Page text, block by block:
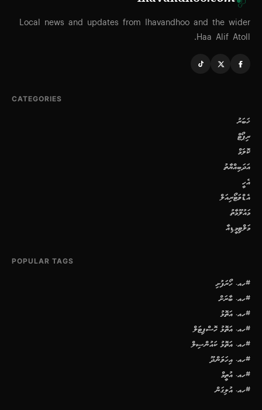
Local news and updates from Ihavandhoo and the wider
Haa Alif Atoll.
CATEGORIES
ޚަބަރު
ރިޕޯޓް
ކޮލަމް
އަދަބިއްޔާތު
އެހީ
އެޑްވަޓޯރިއަލް
މައުލޫމާތު
މަލްޓިމީޑިއާ
POPULAR TAGS
#ހއ. ހޯރަފުށި
#ހއ. ބާރަށް
#ހއ. އަތޮޅު
#ހއ. އަތޮޅު ހޮސްޕިޓަލް
#ހއ. އަތޮޅު ކައުންސިލް
#ހއ. އިހަވަންދޫ
#ހއ. އުތީމް
#ހއ. އުލިގަން